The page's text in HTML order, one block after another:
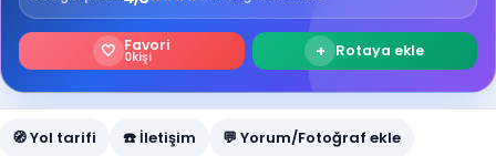
🤍 Favori
0kişi + Rotaya ekle
🧭 Yol tarifi ☎️ İletişim 💬 Yorum/Fotoğraf ekle